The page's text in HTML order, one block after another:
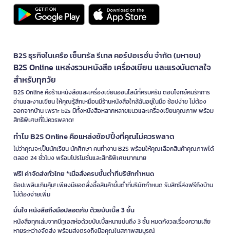
B2S ธุรกิจในเครือ เซ็นทรัล รีเทล คอร์ปอเรชั่น จำกัด (มหาชน)
B2S Online แหล่งรวมหนังสือ เครื่องเขียน และแรงบันดาลใจ
สำหรับทุกวัย
B2S Online คือร้านหนังสือและเครื่องเขียนออนไลน์ที่ครบครัน ตอบโจทย์คนรักการ
อ่านและงานเขียน ให้คุณรู้สึกเหมือนมีร้านหนังสือใกล้ฉันอยู่ในมือ ช้อปง่าย ไม่ต้อง
ออกจากบ้าน เพราะ b2s มีทั้งหนังสือหลากหลายแนวและเครื่องเขียนคุณภาพ พร้อม
สิทธิพิเศษที่ไม่ควรพลาด!
ทำไม B2S Online คือแหล่งช้อปปิ้งที่คุณไม่ควรพลาด
ไม่ว่าคุณจะเป็นนักเรียน นักศึกษา คนทำงาน B2S พร้อมให้คุณเลือกสินค้าคุณภาพได้
ตลอด 24 ชั่วโมง พร้อมโปรโมชั่นและสิทธิพิเศษมากมาย
ฟรี! ค่าจัดส่งทั่วไทย *เมื่อสั่งครบขั้นต่ำที่บริษัทกำหนด
ช้อปเพลินเกินคุ้ม! เพียงมียอดสั่งซื้อสินค้าขั้นต่ำที่บริษัทกำหนด รับสิทธิ์ส่งฟรีถึงบ้าน
ไม่ต้องจ่ายเพิ่ม
มั่นใจ หนังสือถึงมือปลอดภัย ด้วยบับเบิ้ล 3 ชั้น
หนังสือทุกเล่มจากบีทูเอสห่อด้วยบับเบิ้ลหนาแน่นถึง 3 ชั้น หมดกังวลเรื่องความเสีย
หายระหว่างจัดส่ง พร้อมส่งตรงถึงมือคุณในสภาพสมบูรณ์